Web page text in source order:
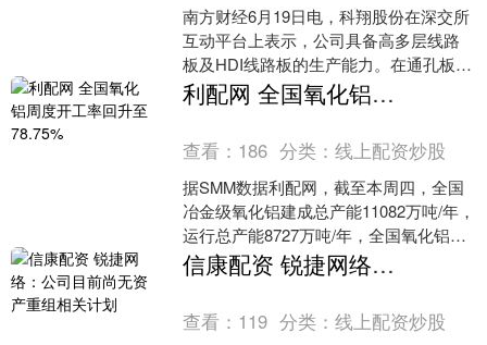
南方财经6月19日电，科翔股份在深交所
互动平台上表示，公司具备高多层线路
板及HDI线路板的生产能力。在通孔板领
域，公司具备42层高精密通孔板的生产
能力。在HDI....
利配网 全国氧化铝周度开工率回升至78.75%
查看： 186 分类：线上配资炒股
据SMM数据利配网，截至本周四，全国
冶金级氧化铝建成总产能11082万吨/年，
运行总产能8727万吨/年，全国氧化铝周
度开工率较上周回升0.54个百分点至
78.....
信康配资 锐捷网络：公司目前尚无资产重组相关计划
查看： 119 分类：线上配资炒股